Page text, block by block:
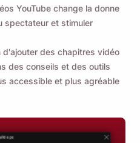
YouTube change la donne
spectateur et stimuler
d'ajouter des chapitres vidéo
des conseils et des outils
accessible et plus agréable